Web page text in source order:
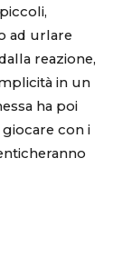
ad urlare
reazione,
in un
ha poi
con i